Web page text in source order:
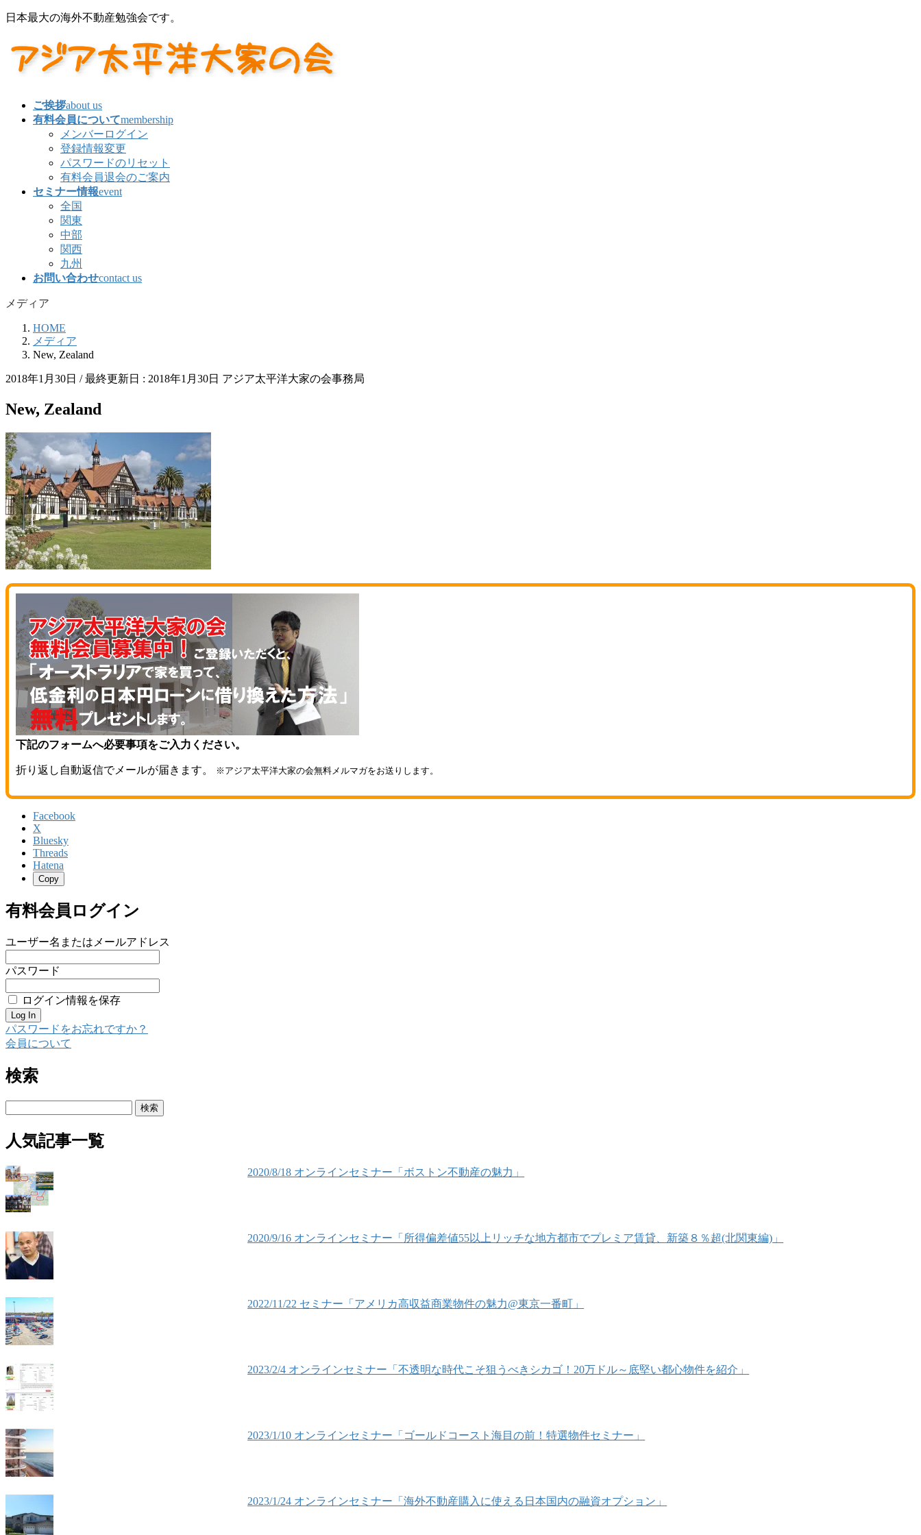
コ
テ
ナ
ゲ
日本最大の海外不動産勉強会です。
ご挨拶about us
有料会員についてmembership
メンバーログイン
登録情報変更
パスワードのリセット
有料会員退会のご案内
セミナー情報event
全国
関東
中部
関西
九州
お問い合わせcontact us
メディア
HOME
メディア
New, Zealand
2018年1月30日 / 最終更新日 : 2018年1月30日 アジア太平洋大家の会事務局
New, Zealand
下記のフォームへ必要事項をご入力ください。
折り返し自動返信でメールが届きます。 ※アジア太平洋大家の会無料メルマガをお送りします。
Facebook
X
Bluesky
Threads
Hatena
Copy
有料会員ログイン
ユーザー名またはメールアドレス
パスワード
ログイン情報を保存
パスワードをお忘れですか？
会員について
検索
人気記事一覧
2020/8/18 オンラインセミナー「ボストン不動産の魅力」
2020/9/16 オンラインセミナー「所得偏差値55以上リッチな地方都市でプレミア賃貸、新築８％超(北関東編)」
2022/11/22 セミナー「アメリカ高収益商業物件の魅力@東京一番町」
2023/2/4 オンラインセミナー「不透明な時代こそ狙うべきシカゴ！20万ドル～底堅い都心物件を紹介」
2023/1/10 オンラインセミナー「ゴールドコースト海目の前！特選物件セミナー」
2023/1/24 オンラインセミナー「海外不動産購入に使える日本国内の融資オプション」